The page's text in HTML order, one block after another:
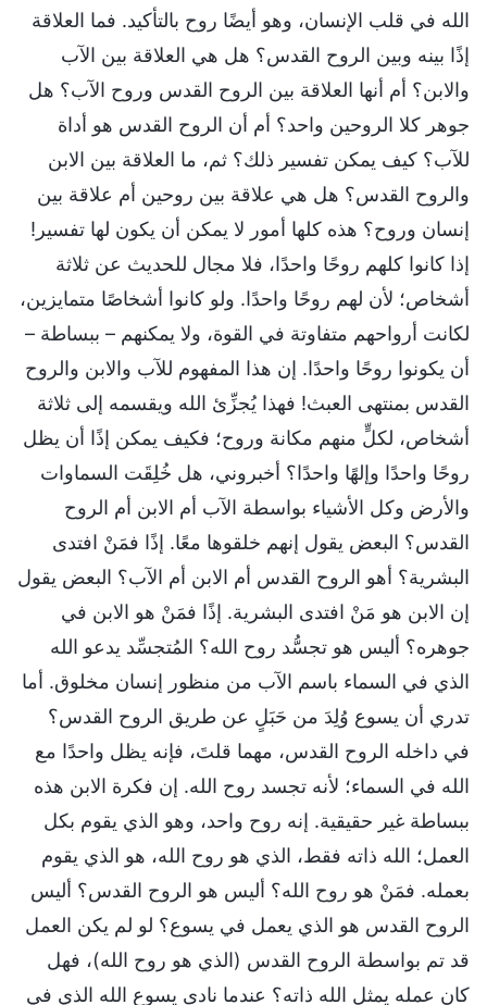
الله في قلب الإنسان، وهو أيضًا روح بالتأكيد. فما العلاقة
إذًا بينه وبين الروح القدس؟ هل هي العلاقة بين الآب
والابن؟ أم أنها العلاقة بين الروح القدس وروح الآب؟ هل
جوهر كلا الروحين واحد؟ أم أن الروح القدس هو أداة
للآب؟ كيف يمكن تفسير ذلك؟ ثم، ما العلاقة بين الابن
والروح القدس؟ هل هي علاقة بين روحين أم علاقة بين
إنسان وروح؟ هذه كلها أمور لا يمكن أن يكون لها تفسير!
إذا كانوا كلهم روحًا واحدًا، فلا مجال للحديث عن ثلاثة
أشخاص؛ لأن لهم روحًا واحدًا. ولو كانوا أشخاصًا متمايزين،
لكانت أرواحهم متفاوتة في القوة، ولا يمكنهم – ببساطة –
أن يكونوا روحًا واحدًا. إن هذا المفهوم للآب والابن والروح
القدس بمنتهى العبث! فهذا يُجزِّئ الله ويقسمه إلى ثلاثة
أشخاص، لكلٍّ منهم مكانة وروح؛ فكيف يمكن إذًا أن يظل
روحًا واحدًا وإلهًا واحدًا؟ أخبروني، هل خُلِقَت السماوات
والأرض وكل الأشياء بواسطة الآب أم الابن أم الروح
القدس؟ البعض يقول إنهم خلقوها معًا. إذًا فمَنْ افتدى
البشرية؟ أهو الروح القدس أم الابن أم الآب؟ البعض يقول
إن الابن هو مَنْ افتدى البشرية. إذًا فمَنْ هو الابن في
جوهره؟ أليس هو تجسُّد روح الله؟ المُتجسِّد يدعو الله
الذي في السماء باسم الآب من منظور إنسان مخلوق. أما
تدري أن يسوع وُلِدَ من حَبَلٍ عن طريق الروح القدس؟
في داخله الروح القدس، مهما قلتَ، فإنه يظل واحدًا مع
الله في السماء؛ لأنه تجسد روح الله. إن فكرة الابن هذه
ببساطة غير حقيقية. إنه روح واحد، وهو الذي يقوم بكل
العمل؛ الله ذاته فقط، الذي هو روح الله، هو الذي يقوم
بعمله. فمَنْ هو روح الله؟ أليس هو الروح القدس؟ أليس
الروح القدس هو الذي يعمل في يسوع؟ لو لم يكن العمل
قد تم بواسطة الروح القدس (الذي هو روح الله)، فهل
كان عمله يمثل الله ذاته؟ عندما نادى يسوع الله الذي في